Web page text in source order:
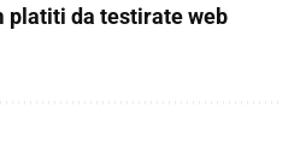
platiti da testirate web